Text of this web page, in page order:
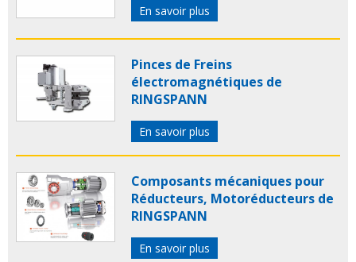
En savoir plus
Pinces de Freins
électromagnétiques de
RINGSPANN
En savoir plus
Composants mécaniques pour
Réducteurs, Motoréducteurs de
RINGSPANN
En savoir plus